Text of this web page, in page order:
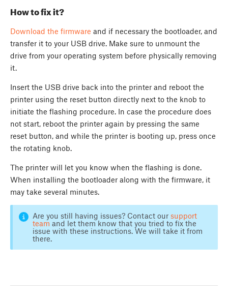
How to fix it?
Download the firmware and if necessary the bootloader, and
transfer it to your USB drive. Make sure to unmount the
drive from your operating system before physically removing
it.
Insert the USB drive back into the printer and reboot the
printer using the reset button directly next to the knob to
initiate the flashing procedure. In case the procedure does
not start, reboot the printer again by pressing the same
reset button, and while the printer is booting up, press once
the rotating knob.
The printer will let you know when the flashing is done.
When installing the bootloader along with the firmware, it
may take several minutes.
Are you still having issues? Contact our support
team and let them know that you tried to fix the
issue with these instructions. We will take it from
there.